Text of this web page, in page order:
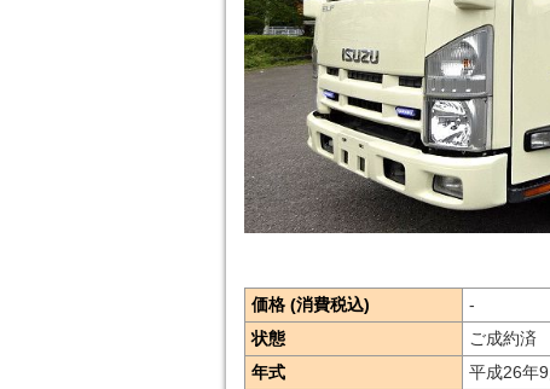
価格 (消費税込)
-
状態
ご成約済
年式
平成26年9